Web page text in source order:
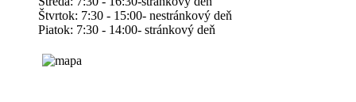
Štvrtok: 7:30 - 15:00- nestránkový deň
Piatok: 7:30 - 14:00- stránkový deň